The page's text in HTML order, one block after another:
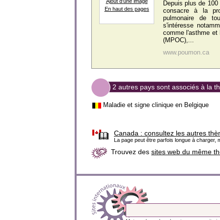
En haut des pages
Depuis plus de
consacre à la
pulmonaire de
s'intéresse
comme l'asthme et
(MPOC),...
www.poumon.ca
2 autres pays sont associés à la
Maladie et signe clinique en Belgique
Canada : consultez les autres
La page peut être parfois longue à charger,
Trouvez des sites web du même